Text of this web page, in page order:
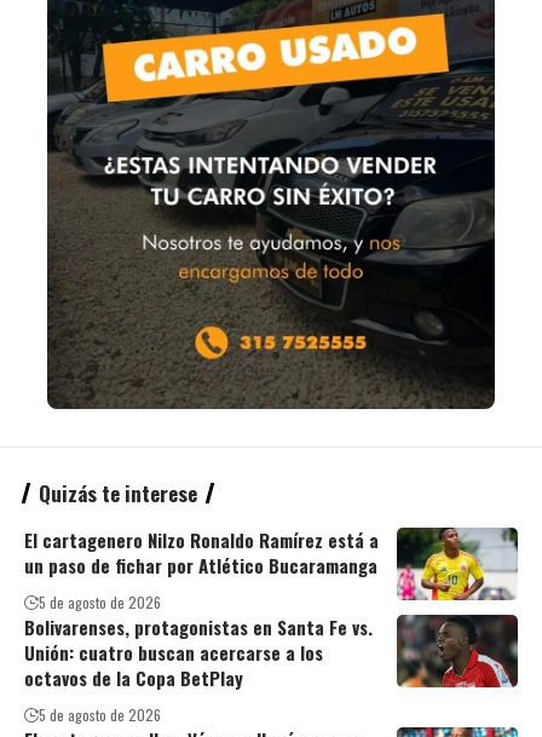
Quizás te interese
El cartagenero Nilzo Ronaldo Ramírez está a
un paso de fichar por Atlético Bucaramanga
5 de agosto de 2026
Bolivarenses, protagonistas en Santa Fe vs.
Unión: cuatro buscan acercarse a los
octavos de la Copa BetPlay
5 de agosto de 2026